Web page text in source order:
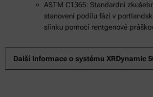
ASTM C1365: Standardní
stanovení podílu fází v
slínku pomocí rentgenové
Další informace o systému XRDynamic